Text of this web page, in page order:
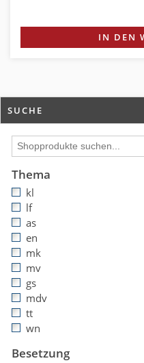
IN DEN
SUCHE
Thema
kl
lf
as
en
mk
mv
gs
mdv
tt
wn
Besetzung